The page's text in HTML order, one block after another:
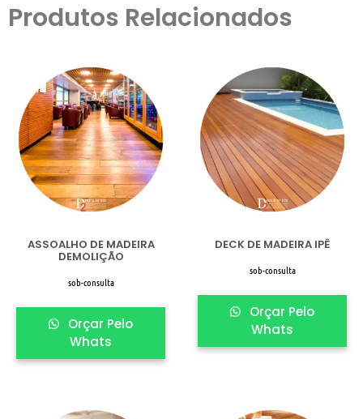
Produtos Relacionados
ASSOALHO DE MADEIRA
DEMOLIÇÃO
sob-consulta
Orçar Pelo
Whats
DECK DE MADEIRA IPÊ
sob-consulta
Orçar Pelo
Whats